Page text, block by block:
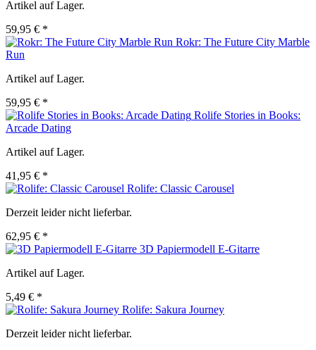
Artikel auf Lager.
59,95 € *
Rokr: The Future City Marble
Run
Artikel auf Lager.
59,95 € *
Rolife Stories in Books:
Arcade Dating
Artikel auf Lager.
41,95 € *
Rolife: Classic Carousel
Derzeit leider nicht lieferbar.
62,95 € *
3D Papiermodell E-Gitarre
Artikel auf Lager.
5,49 € *
Rolife: Sakura Journey
Derzeit leider nicht lieferbar.